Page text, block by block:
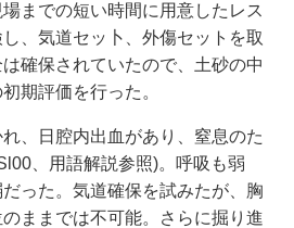
までの短い時間に用意したレス
、気道セッ卜、外傷セットを取
確保されていたので、土砂の中
期評価を行った。
、日腔内出血があり、窒息のた
、用語解説参照)。呼吸も弱
った。気道確保を試みたが、胸
ままでは不可能。さらに掘り進